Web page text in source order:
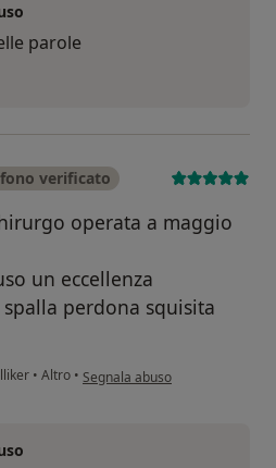
parole
verificato
operata a maggio
un eccellenza
perdona squisita
• Altro • secondo l'opinione dell'utente
Segnala abuso